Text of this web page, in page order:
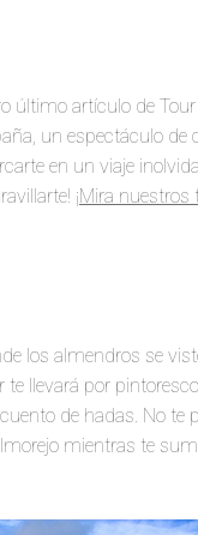
último artículo de Tour
un espectáculo de
en un viaje
¡Mira
los almendros se
llevará por
de hadas. No te
mientras te